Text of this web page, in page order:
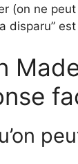
(on ne
a disparu”